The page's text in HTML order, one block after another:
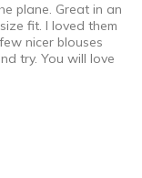
plane. Great in an
fit. I loved them
nicer blouses
try. You will love